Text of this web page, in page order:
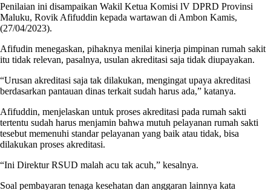
Penilaian ini disampaikan Wakil Ketua Komisi lV DPRD Provinsi
Maluku, Rovik Afifuddin kepada wartawan di Ambon Kamis,
(27/04/2023).
Afifudin menegaskan, pihaknya menilai kinerja pimpinan rumah sakit
itu tidak relevan, pasalnya, usulan akreditasi saja tidak diupayakan.
“Urusan akreditasi saja tak dilakukan, mengingat upaya akreditasi
berdasarkan pantauan dinas terkait sudah harus ada,” katanya.
Afifuddin, menjelaskan untuk proses akreditasi pada rumah sakti
tertentu sudah harus menjamin bahwa mutuh pelayanan rumah sakti
tesebut memenuhi standar pelayanan yang baik atau tidak, bisa
dilakukan proses akreditasi.
“Ini Direktur RSUD malah acu tak acuh,” kesalnya.
Soal pembayaran tenaga kesehatan dan anggaran lainnya kata